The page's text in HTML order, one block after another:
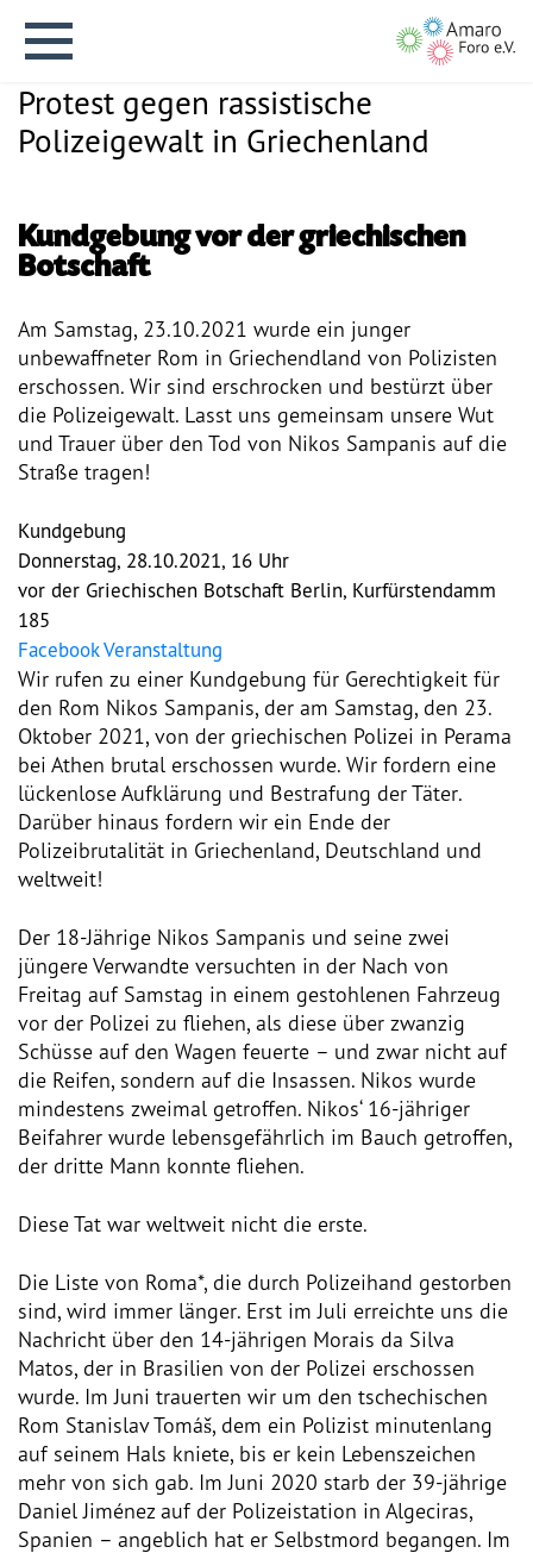
English version
Aktuelles
Über uns
Vision
Geschichte
Vorstand
Team
Standorte
Dachorganisationen
Projekte
Bildungsangebote für
Leistungsbehörden und
Sozialberatungsstellen
Dokumentationsstelle
Antiziganismus – DOSTA
Internationale Jugendarbeit
Abgeschlossene Projekte
Materialien
Wissenswertes
Publikationen
Mediathek
Plakate
Protest gegen rassistische
Polizeigewalt in Griechenland
Kundgebung vor der griechischen
Botschaft
Am Samstag, 23.10.2021 wurde ein junger
unbewaffneter Rom in Griechendland von Polizisten
erschossen. Wir sind erschrocken und bestürzt über
die Polizeigewalt. Lasst uns gemeinsam unsere Wut
und Trauer über den Tod von Nikos Sampanis auf die
Straße tragen!
Kundgebung
Donnerstag, 28.10.2021, 16 Uhr
vor der Griechischen Botschaft Berlin, Kurfürstendamm
185
Facebook Veranstaltung
Wir rufen zu einer Kundgebung für Gerechtigkeit für
den Rom Nikos Sampanis, der am Samstag, den 23.
Oktober 2021, von der griechischen Polizei in Perama
bei Athen brutal erschossen wurde. Wir fordern eine
lückenlose Aufklärung und Bestrafung der Täter.
Darüber hinaus fordern wir ein Ende der
Polizeibrutalität in Griechenland, Deutschland und
weltweit!
Der 18-Jährige Nikos Sampanis und seine zwei
jüngere Verwandte versuchten in der Nach von
Freitag auf Samstag in einem gestohlenen Fahrzeug
vor der Polizei zu fliehen, als diese über zwanzig
Schüsse auf den Wagen feuerte – und zwar nicht auf
die Reifen, sondern auf die Insassen. Nikos wurde
mindestens zweimal getroffen. Nikos‘ 16-jähriger
Beifahrer wurde lebensgefährlich im Bauch getroffen,
der dritte Mann konnte fliehen.
Diese Tat war weltweit nicht die erste.
Die Liste von Roma*, die durch Polizeihand gestorben
sind, wird immer länger. Erst im Juli erreichte uns die
Nachricht über den 14-jährigen Morais da Silva
Matos, der in Brasilien von der Polizei erschossen
wurde. Im Juni trauerten wir um den tschechischen
Rom Stanislav Tomáš, dem ein Polizist minutenlang
auf seinem Hals kniete, bis er kein Lebenszeichen
mehr von sich gab. Im Juni 2020 starb der 39-jährige
Daniel Jiménez auf der Polizeistation in Algeciras,
Spanien – angeblich hat er Selbstmord begangen. Im